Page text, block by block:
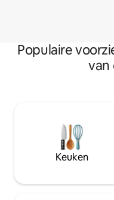
Populaire
van
Keuken